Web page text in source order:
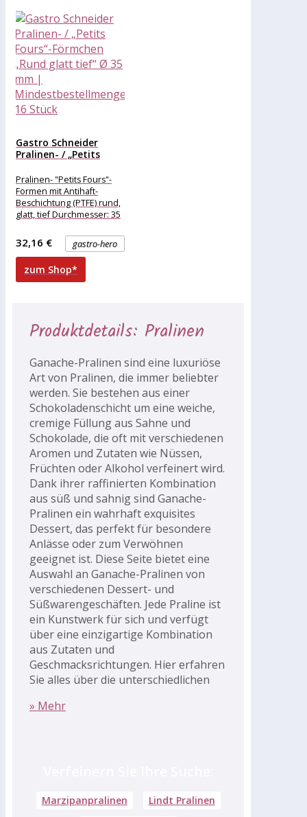
Gastro Schneider
Pralinen- / „Petits
„Rund...
Pralinen- "Petits Fours"-
Formen mit Antihaft-
Beschichtung (PTFE) rund,
glatt, tief Durchmesser: 35
gastro-hero
32,16 €
zum Shop*
Produktdetails: Pralinen
Ganache-Pralinen sind eine luxuriöse
Art von Pralinen, die immer beliebter
werden. Sie bestehen aus einer
Schokoladenschicht um eine weiche,
cremige Füllung aus Sahne und
Schokolade, die oft mit verschiedenen
Aromen und Zutaten wie Nüssen,
Früchten oder Alkohol verfeinert wird.
Dank ihrer raffinierten Kombination
aus süß und sahnig sind Ganache-
Pralinen ein wahrhaft exquisites
Dessert, das perfekt für besondere
Anlässe oder zum Verwöhnen
geeignet ist. Diese Seite bietet eine
Auswahl an Ganache-Pralinen von
verschiedenen Dessert- und
Süßwarengeschäften. Jede Praline ist
ein Kunstwerk für sich und verfügt
über eine einzigartige Kombination
aus Zutaten und
Geschmacksrichtungen. Hier erfahren
Sie alles über die unterschiedlichen
» Mehr
Marzipanpralinen
Lindt Pralinen